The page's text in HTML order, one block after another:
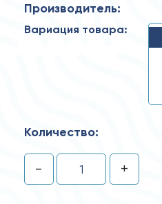
Производитель:
Вариация товара:
Количество:
- +